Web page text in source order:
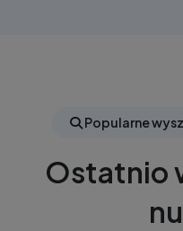
Popularne
Ostatnio